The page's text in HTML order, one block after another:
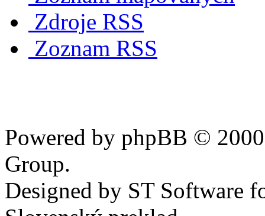
Zdroje RSS
Zoznam RSS
Powered by phpBB ©
Group.
Designed by ST Software